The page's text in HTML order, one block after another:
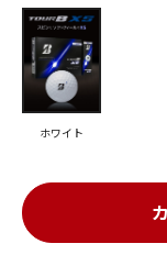
ホワイト